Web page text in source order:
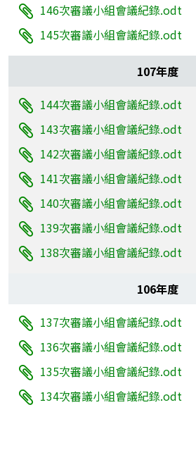
146次審議小組會議紀錄.odt
145次審議小組會議紀錄.odt
107年度
144次審議小組會議紀錄.odt
143次審議小組會議紀錄.odt
142次審議小組會議紀錄.odt
141次審議小組會議紀錄.odt
140次審議小組會議紀錄.odt
139次審議小組會議紀錄.odt
138次審議小組會議紀錄.odt
106年度
137次審議小組會議紀錄.odt
136次審議小組會議紀錄.odt
135次審議小組會議紀錄.odt
134次審議小組會議紀錄.odt